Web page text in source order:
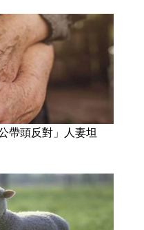
帶頭反對」人妻坦